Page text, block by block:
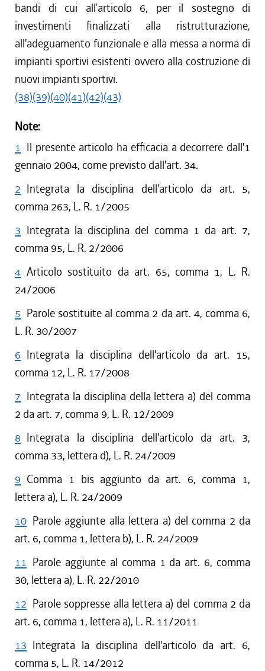
bandi di cui all’articolo 6, per il sostegno di
investimenti finalizzati alla ristrutturazione,
all'adeguamento funzionale e alla messa a norma di
impianti sportivi esistenti ovvero alla costruzione di
nuovi impianti sportivi.
(38)(39)(40)(41)(42)(43)
Note:
1 Il presente articolo ha efficacia a decorrere dall'1
gennaio 2004, come previsto dall'art. 34.
2 Integrata la disciplina dell'articolo da art. 5,
comma 263, L. R. 1/2005
3 Integrata la disciplina del comma 1 da art. 7,
comma 95, L. R. 2/2006
4 Articolo sostituito da art. 65, comma 1, L. R.
24/2006
5 Parole sostituite al comma 2 da art. 4, comma 6,
L. R. 30/2007
6 Integrata la disciplina dell'articolo da art. 15,
comma 12, L. R. 17/2008
7 Integrata la disciplina della lettera a) del comma
2 da art. 7, comma 9, L. R. 12/2009
8 Integrata la disciplina dell'articolo da art. 3,
comma 33, lettera d), L. R. 24/2009
9 Comma 1 bis aggiunto da art. 6, comma 1,
lettera a), L. R. 24/2009
10 Parole aggiunte alla lettera a) del comma 2 da
art. 6, comma 1, lettera b), L. R. 24/2009
11 Parole aggiunte al comma 1 da art. 6, comma
30, lettera a), L. R. 22/2010
12 Parole soppresse alla lettera a) del comma 2 da
art. 6, comma 1, lettera a), L. R. 11/2011
13 Integrata la disciplina dell'articolo da art. 6,
comma 5, L. R. 14/2012